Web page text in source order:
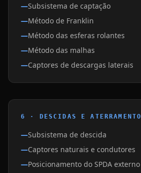
Subsistema de captação
Método de Franklin
Método das esferas rolantes
Método das malhas
Captores de descargas laterais
6 · DESCIDAS E ATERRAMENTO
Subsistema de descida
Captores naturais e condutores
Posicionamento do SPDA externo